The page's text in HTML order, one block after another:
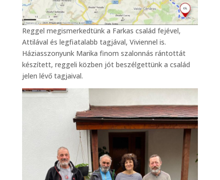
Reggel megismerkedtünk a Farkas család fejével,
Attilával és legfiatalabb tagjával, Viviennel is.
Háziasszonyunk Marika finom szalonnás rántottát
készített, reggeli közben jót beszélgettünk a család
jelen lévő tagjaival.